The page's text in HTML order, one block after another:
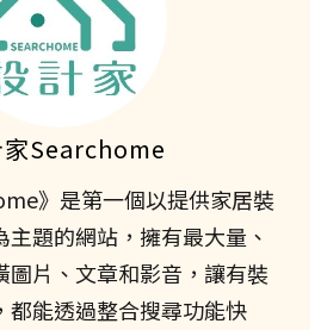
家Searchome
》是第一個以提供家居裝
題的網站，擁有最大量、
圖片、文章和影音，讓有裝
都能透過整合搜尋功能快